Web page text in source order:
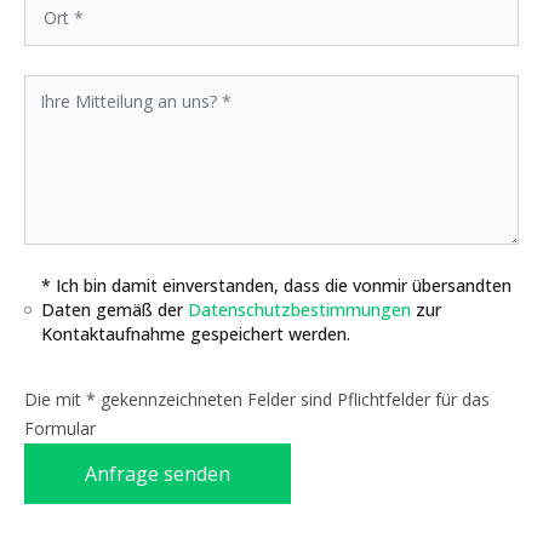
* Ich bin damit einverstanden, dass die vonmir übersandten
Daten gemäß der Datenschutzbestimmungen zur
Kontaktaufnahme gespeichert werden.
Die mit * gekennzeichneten Felder sind Pflichtfelder für das
Formular
Anfrage senden